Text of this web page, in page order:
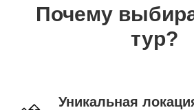
Почему
тур?
Уникальная